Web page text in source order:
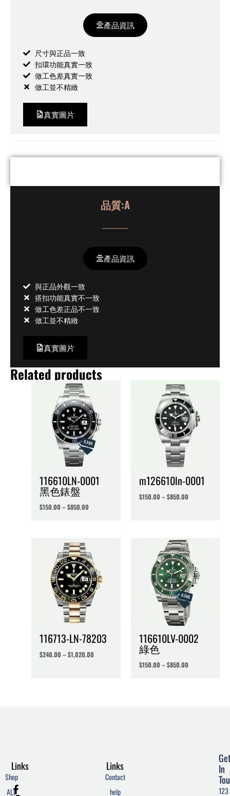
產品資訊
尺寸與正品一致
扣環功能真實一致
做工色差真實一致
做工並不精緻
真實圖片
品質:A
產品資訊
與正品外觀一致
搭扣功能真實不一致
做工色差正品不一致
做工並不精緻
真實圖片
Related products
116610LN-0001
黑色錶盤
$150.00 –$850.00
m126610ln-0001
$150.00 –$850.00
116713-LN-78203
$240.00 –$1,020.00
116610LV-0002
綠色
$150.00 –$850.00
F
T
W
Links
Contact
help
Links
Shop
ALL
In
123